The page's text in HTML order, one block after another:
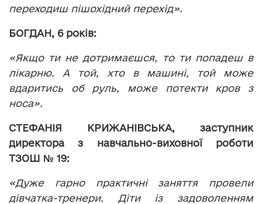
переходиш пішохідний перехід».
БОГДАН, 6 років:
«Якщо ти не дотримаєшся, то ти попадеш в
лікарню. А той, хто в машині, той може
вдаритись об руль, може потекти кров з
носа».
СТЕФАНІЯ КРИЖАНІВСЬКА, заступник
директора з навчально-виховної роботи
ТЗОШ № 19:
«Дуже гарно практичні заняття провели
дівчатка-тренери. Діти із задоволенням